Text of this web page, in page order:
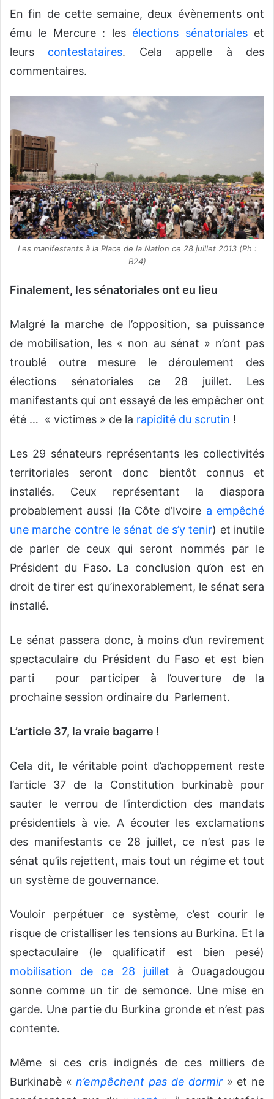
o
e
r
u
c
e
l
En fin de cette semaine, deux évènements ont
ému le Mercure : les élections sénatoriales et
leurs contestataires. Cela appelle à des
commentaires.
Les manifestants à la Place de la Nation ce 28 juillet 2013 (Ph :
B24)
Finalement, les sénatoriales ont eu lieu
Malgré la marche de l’opposition, sa puissance
de mobilisation, les « non au sénat » n’ont pas
troublé outre mesure le déroulement des
élections sénatoriales ce 28 juillet. Les
manifestants qui ont essayé de les empêcher ont
été … « victimes » de la rapidité du scrutin !
Les 29 sénateurs représentants les collectivités
territoriales seront donc bientôt connus et
installés. Ceux représentant la diaspora
probablement aussi (la Côte d’Ivoire a empêché
une marche contre le sénat de s’y tenir) et inutile
de parler de ceux qui seront nommés par le
Président du Faso. La conclusion qu’on est en
droit de tirer est qu’inexorablement, le sénat sera
installé.
Le sénat passera donc, à moins d’un revirement
spectaculaire du Président du Faso et est bien
parti pour participer à l’ouverture de la
prochaine session ordinaire du Parlement.
L’article 37, la vraie bagarre !
Cela dit, le véritable point d’achoppement reste
l’article 37 de la Constitution burkinabè pour
sauter le verrou de l’interdiction des mandats
présidentiels à vie. A écouter les exclamations
des manifestants ce 28 juillet, ce n’est pas le
sénat qu’ils rejettent, mais tout un régime et tout
un système de gouvernance.
Vouloir perpétuer ce système, c’est courir le
risque de cristalliser les tensions au Burkina. Et la
spectaculaire (le qualificatif est bien pesé)
mobilisation de ce 28 juillet à Ouagadougou
sonne comme un tir de semonce. Une mise en
garde. Une partie du Burkina gronde et n’est pas
contente.
Même si ces cris indignés de ces milliers de
Burkinabè «n’empêchent pas de dormir » et ne